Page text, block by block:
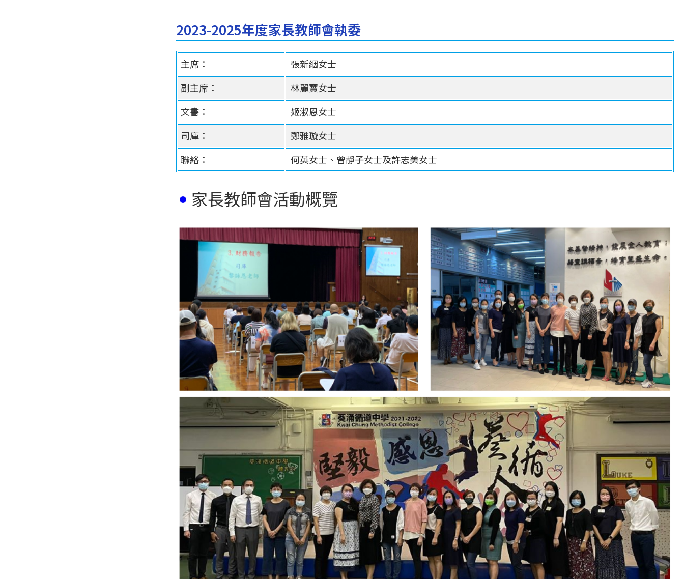
2023-2025年度家長教師會執委
主席：
張新絪女士
副主席：
林麗寶女士
文書：
姬淑恩女士
司庫：
鄭雅璇女士
聯絡：
何英女士、曾靜子女士及許志美女士
家長教師會活動概覽